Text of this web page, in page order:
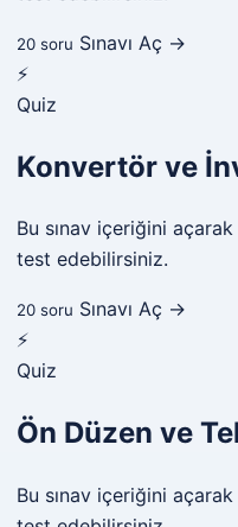
20 soru Sınavı Aç →
⚡
Quiz
Konvertör ve
Bu sınav içeriğini
test edebilirsiniz.
20 soru Sınavı Aç →
⚡
Quiz
Ön Düzen ve
Bu sınav içeriğini